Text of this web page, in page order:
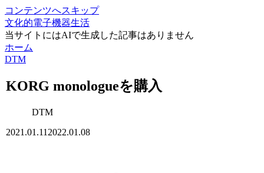
コンテンツへスキップ
文化的電子機器生活
当サイトにはAIで生成した記事はありません
ホーム
DTM
KORG monologueを購入
DTM
2021.01.11 2022.01.08